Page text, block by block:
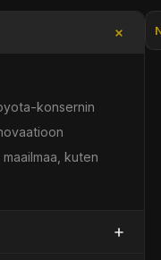
konsernin
kuten